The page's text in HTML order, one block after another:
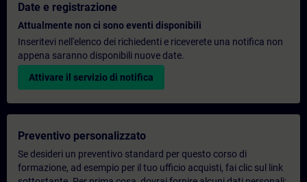
Date e registrazione
Attualmente non ci sono eventi disponibili
Inseritevi nell'elenco dei richiedenti e riceverete una notifica non
appena saranno disponibili nuove date.
Attivare il servizio di notifica
Preventivo personalizzato
Se desideri un preventivo standard per questo corso di
formazione, ad esempio per il tuo ufficio acquisti, fai clic sul link